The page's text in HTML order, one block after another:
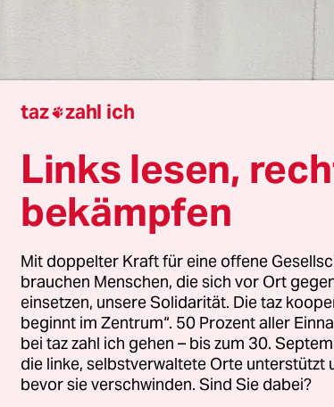
Leid. Hamburgs Bürgerschaft hat
aufOnlineplattformen wie Airbnb
Teile einer Wohnung zeitlich
Ab dem 1. Januar 2027 ist diese
für acht Wochen im Jahr erlaubt.
es schon, sie galt aber bisher nur, wenn
taz zahl ich
Links lesen,
bekämpfen
Mit doppelter Kraft für eine offene
brauchen Menschen, die sich vor Ort
einsetzen, unsere Solidarität. Die taz
beginnt im Zentrum“. 50 Prozent aller
bei taz zahl ich gehen – bis zum 30.
die linke, selbstverwaltete Orte unterstützt
bevor sie verschwinden. Sind Sie dabei?